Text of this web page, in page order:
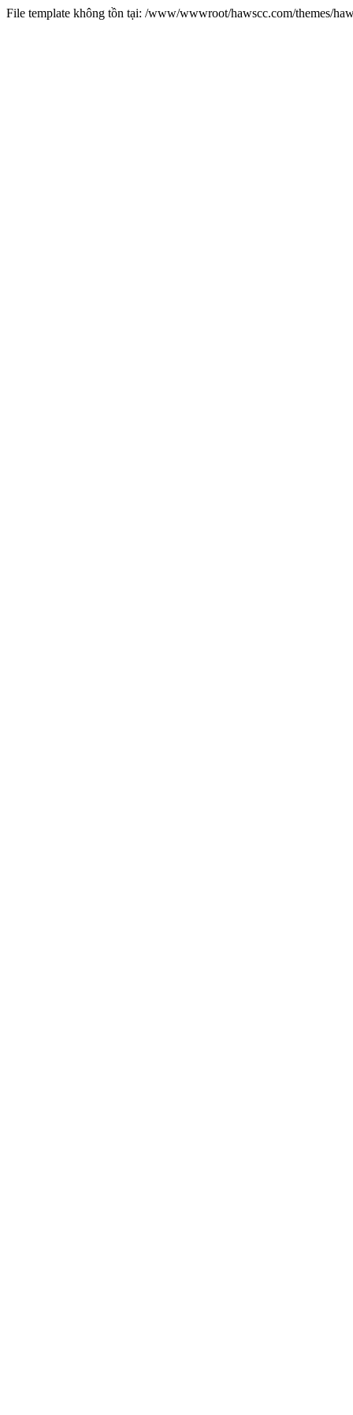
File template không tồn tại: /www/wwwroot/hawscc.com/themes/